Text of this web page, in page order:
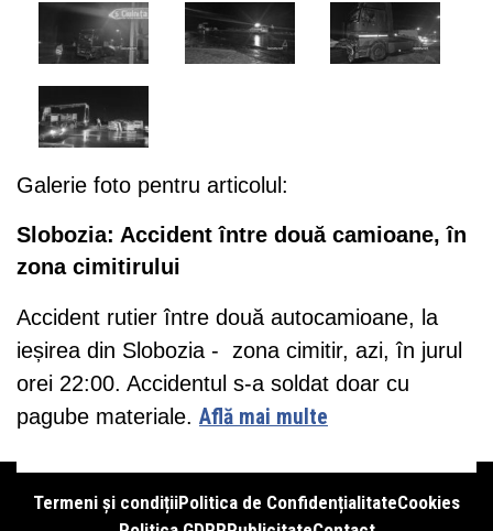
Galerie foto pentru articolul:
Slobozia: Accident între două camioane, în
zona cimitirului
Accident rutier între două autocamioane, la
ieșirea din Slobozia - zona cimitir, azi, în jurul
orei 22:00. Accidentul s-a soldat doar cu
pagube materiale. Află mai multe
Termeni și condițiiPolitica de ConfidențialitateCookies